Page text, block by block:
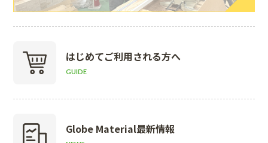
はじめてご利用される方へ
GUIDE
Globe Material最新情報